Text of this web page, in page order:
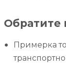
Обратите
Примерка